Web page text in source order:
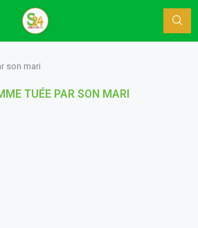
son mari
TUÉE PAR SON MARI